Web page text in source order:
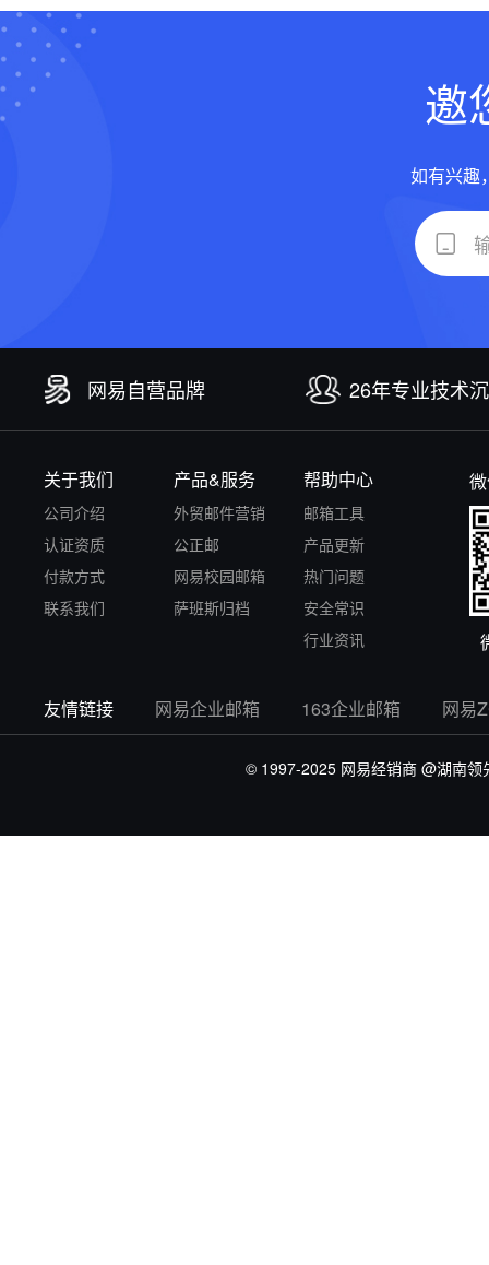
邀
如有兴趣
网易自营品牌 26年专业技术
关于我们
公司介绍
认证资质
付款方式
联系我们
产品&服务
外贸邮件营销
公正邮
网易校园邮箱
萨班斯归档
帮助中心
邮箱工具
产品更新
热门问题
安全常识
行业资讯
友情链接 网易企业邮箱 163企业邮箱 网易
© 1997-2025 网易经销商 @湖南领